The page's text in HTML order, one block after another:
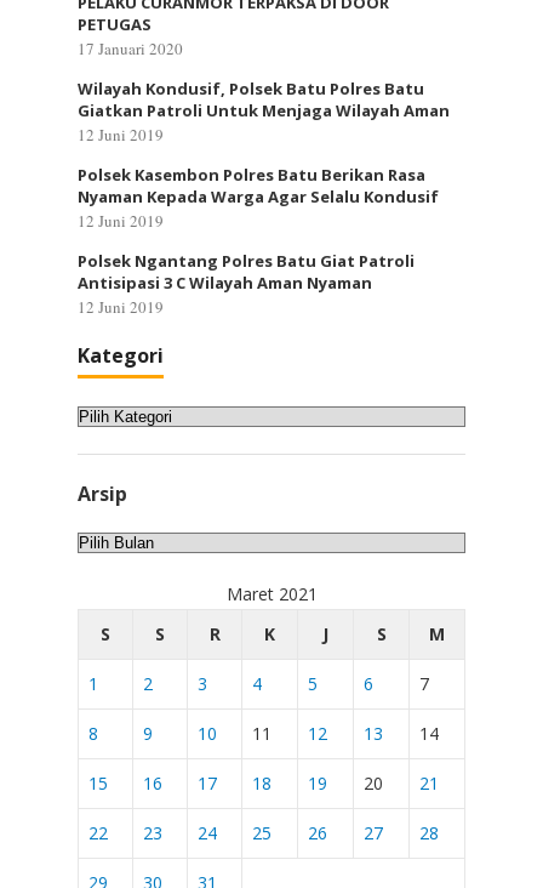
PETUGAS
17 Januari 2020
Wilayah Kondusif, Polsek Batu Polres Batu
Giatkan Patroli Untuk Menjaga Wilayah Aman
12 Juni 2019
Polsek Kasembon Polres Batu Berikan Rasa
Nyaman Kepada Warga Agar Selalu Kondusif
12 Juni 2019
Polsek Ngantang Polres Batu Giat Patroli
Antisipasi 3 C Wilayah Aman Nyaman
12 Juni 2019
Kategori
Kategori
Arsip
Arsip
Maret 2021
S
S R K J S M
1 2 3 4 5 6 7
8 9 10 11 12 13 14
15 16 17 18 19 20 21
22 23 24 25 26 27 28
29 30 31